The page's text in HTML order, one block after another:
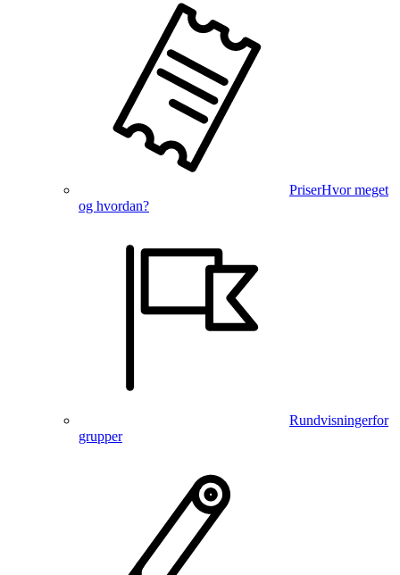
PriserHvor meget
og hvordan?
Rundvisningerfor
grupper